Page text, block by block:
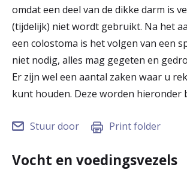
Spoed
Translate
Werken & Leren bij
omdat een deel van de dikke darm is
(tijdelijk) niet wordt gebruikt. Na het
een colostoma is het volgen van een
niet nodig, alles mag gegeten en
Er zijn wel een aantal zaken waar u
kunt houden. Deze worden hieronder
Stuur door Print folder
Vocht en voedingsvezels